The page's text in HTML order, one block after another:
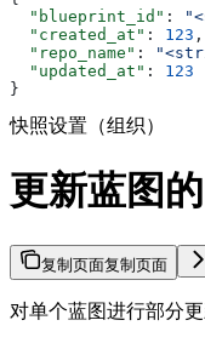
  "blueprint_id"
:
  "created_at"
: 123 ,
  "repo_name"
:
  "updated_at"
: 123
}
快照设置（组织）
更新蓝图
复制页面复制页面
对单个蓝图进行部分